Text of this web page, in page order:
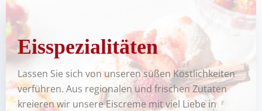
Eisspezialitäten
Lassen Sie sich von unseren süßen Köstlichkeiten
verführen. Aus regionalen und frischen Zutaten
kreieren wir unsere Eiscreme mit viel Liebe in
Unsere Spezialitäten
Hier finden Sie unsere Eiskarte. Aber Vorsicht, unser Eis
gibt es nur mit einer Portion Liebe!